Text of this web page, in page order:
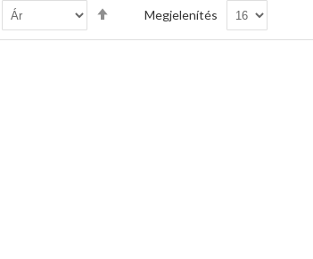
Csökkenő
sorrendbe
Megjelenítés